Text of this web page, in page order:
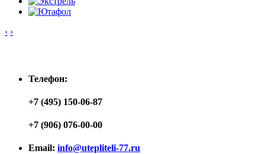
‹ ›
Телефон:
+7 (495) 150-06-87
+7 (906) 076-00-00
Email: info@utepliteli-77.ru